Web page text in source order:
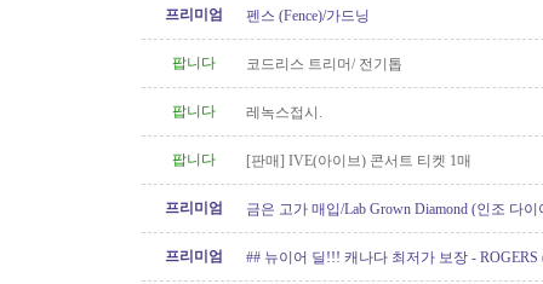
프리미엄 펜스 (Fence)/가드닝
팝니다 코드리스 트리머/ 전기톱
팝니다 레녹스접시.
팝니다 [판매] IVE(아이브) 콘서트 티켓 1매
프리미엄
금은 고가 매입/Lab Grown Diamond (인조 다
프리미엄
## 뉴이어 딜!!! 캐나다 최저가 보장 - ROGERS